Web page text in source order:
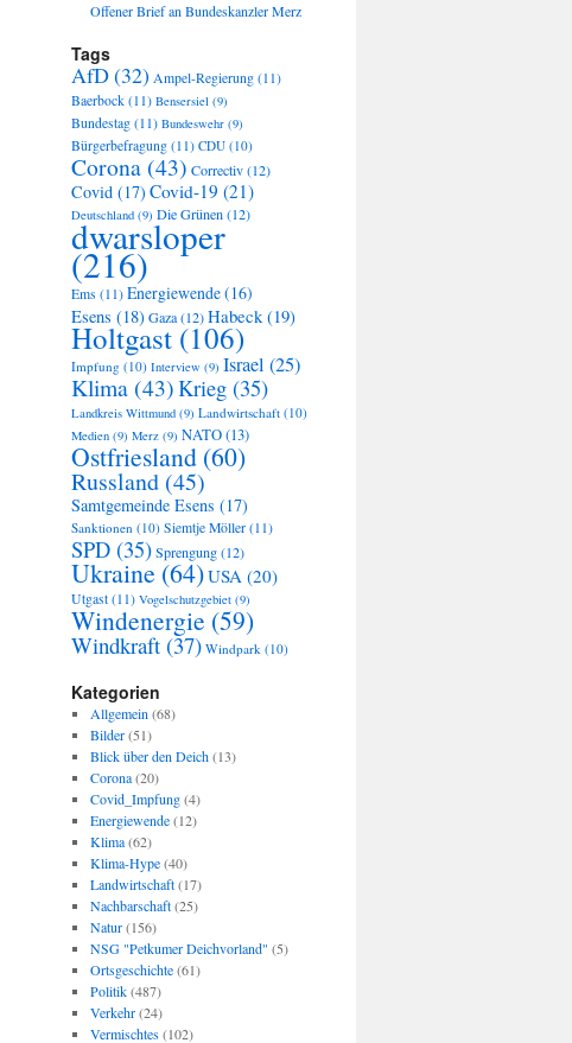
Offener Brief an Bundeskanzler Merz
Tags
AfD(32) Ampel-Regierung (11)
Baerbock (11) Bensersiel (9)
Bundestag (11) Bundeswehr (9)
Bürgerbefragung (11) CDU (10)
Corona (43) Correctiv(12)
Covid (17) Covid-19 (21)
Deutschland (9) Die Grünen(12)
dwarsloper
(216)
Ems (11) Energiewende(16)
Esens (18)Gaza(12)Habeck(19)
Holtgast (106)
Impfung (10) Interview (9) Israel (25)
Klima (43)Krieg (35)
Landkreis Wittmund (9) Landwirtschaft (10)
Medien (9) Merz (9) NATO(13)
Ostfriesland (60)
Russland (45)
Samtgemeinde Esens (17)
Sanktionen (10) Siemtje Möller (11)
SPD (35)Sprengung(12)
Ukraine (64)USA (20)
Utgast (11) Vogelschutzgebiet (9)
Windenergie (59)
Windkraft (37) Windpark (10)
Kategorien
Allgemein (68)
Bilder(51)
Blick über den Deich(13)
Corona(20)
Covid_Impfung(4)
Energiewende(12)
Klima(62)
Klima-Hype(40)
Landwirtschaft(17)
Nachbarschaft(25)
Natur(156)
NSG "Petkumer Deichvorland" (5)
Ortsgeschichte(61)
Politik(487)
Verkehr(24)
Vermischtes(102)